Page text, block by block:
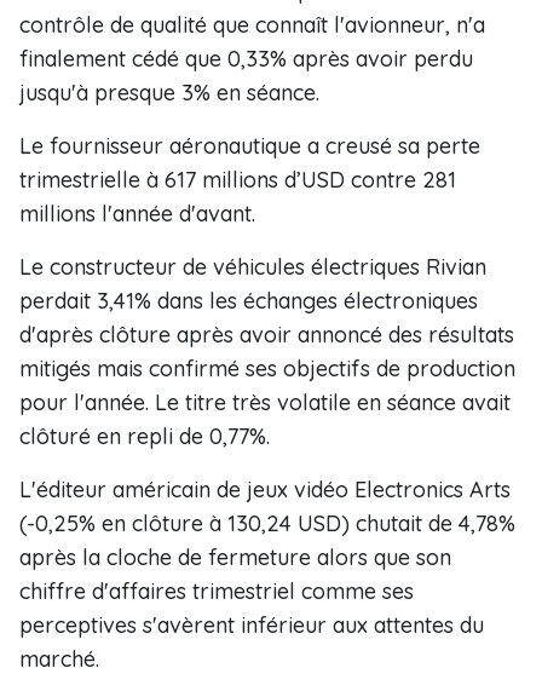
contrôle de qualité que connaît l'avionneur, n'a
finalement cédé que 0,33% après avoir perdu
jusqu'à presque 3% en séance.
Le fournisseur aéronautique a creusé sa perte
trimestrielle à 617 millions d’USD contre 281
millions l'année d'avant.
Le constructeur de véhicules électriques Rivian
perdait 3,41% dans les échanges électroniques
d'après clôture après avoir annoncé des résultats
mitigés mais confirmé ses objectifs de production
pour l'année. Le titre très volatile en séance avait
clôturé en repli de 0,77%.
L'éditeur américain de jeux vidéo Electronics Arts
(-0,25% en clôture à 130,24 USD) chutait de 4,78%
après la cloche de fermeture alors que son
chiffre d'affaires trimestriel comme ses
perceptives s'avèrent inférieur aux attentes du
marché.